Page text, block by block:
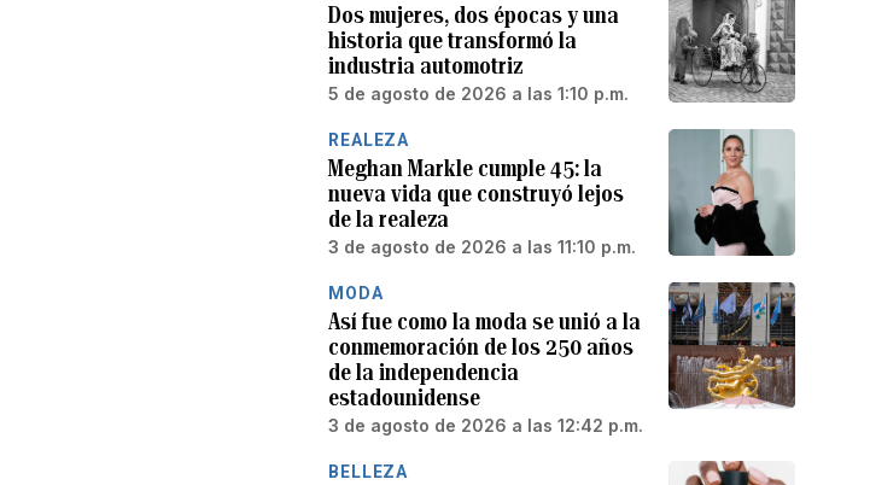
Dos mujeres, dos épocas y una
historia que transformó la
industria automotriz
5 de agosto de 2026 a las 1:10 p.m.
REALEZA
Meghan Markle cumple 45: la
nueva vida que construyó lejos
de la realeza
3 de agosto de 2026 a las 11:10 p.m.
MODA
Así fue como la moda se unió a la
conmemoración de los 250 años
de la independencia
estadounidense
3 de agosto de 2026 a las 12:42 p.m.
BELLEZA